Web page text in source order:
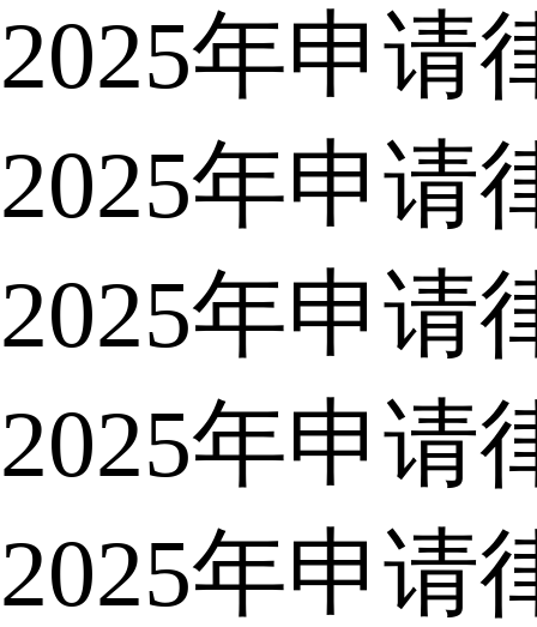
2025年申请
2025年申请
2025年申请
2025年申请
2025年申请